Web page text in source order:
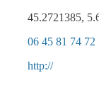
45.2721385,
06 45 81 74 72
http://